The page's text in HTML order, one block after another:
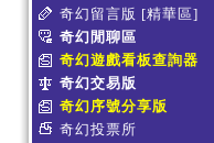
奇幻留言版 [精華區]
奇幻閒聊區
奇幻遊戲看板查詢器
奇幻交易版
奇幻序號分享版
奇幻投票所